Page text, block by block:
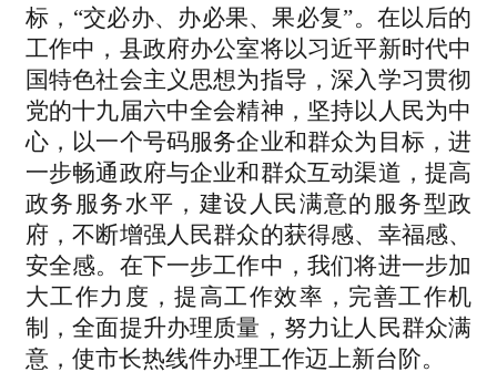
标，“交必办、办必果、果必复”。在以后的
工作中，县政府办公室将以习近平新时代中
国特色社会主义思想为指导，深入学习贯彻
党的十九届六中全会精神，坚持以人民为中
心，以一个号码服务企业和群众为目标，进
一步畅通政府与企业和群众互动渠道，提高
政务服务水平，建设人民满意的服务型政
府，不断增强人民群众的获得感、幸福感、
安全感。在下一步工作中，我们将进一步加
大工作力度，提高工作效率，完善工作机
制，全面提升办理质量，努力让人民群众满
意，使市长热线件办理工作迈上新台阶。